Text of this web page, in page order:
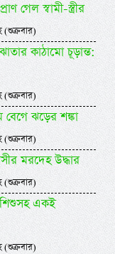
গেল স্বামী-স্ত্রীর
কাঠামো চূড়ান্ত:
ঝড়ের শঙ্কা
মরদেহ উদ্ধার
একই